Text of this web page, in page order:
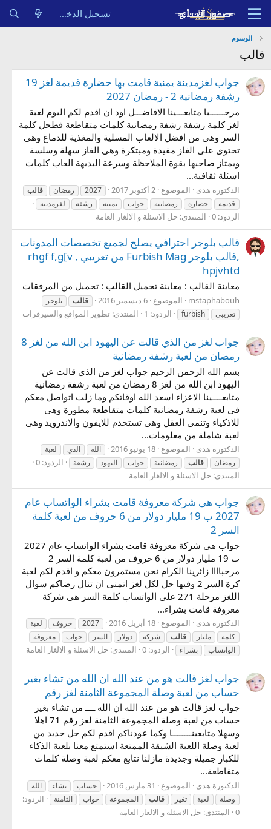
تسجيل الدخول
الوسوم
قالب
جواب لغزمدينة يمنية قامت بها حضارة قديمة لغز 19
رشفة رمضانية 2 - رمضان 2027
مرحــــــبا متابعـــينا الافاضـــل اود ان اقدم لكم اليوم لعبة
لغز كلمة رشفة رشفة رمضانية كلمات متقاطعة فطحل كلمة
السر وهى من افضل الالعاب المسلية والمغذية للدماغ وهى
تحتوى على الغاز مقيدة ومبتكرة وهى الغاز سهلة وسلسة
ويمتاز صاحبها بقوة الملاحظة وسرعة البديهة العاب كلمات
اسئلة ثقافية...
الدكتورة هدى الموضوع 2 أكتوبر 2017 2027 رمضان
قالب
قديمة
حضارة رمضانية جواب يمنية رشفة لغزمدينة
الردود: 0 المنتدى: حل الاسئلة و الالغاز العامة
قالب بلوجر احترافي يصلح لجميع تخصصات المدونات
,قالب بلوجر Furbish Mag من تعريبي , rhgf f,g[v
hpjvhtd
معاينة القالب : معاينة تحميل القالب : تحميل من المرفقات
mstaphabouh الموضوع 6 ديسمبر 2016 قالب
بلوجر
تعريبي
furbish الردود: 1 المنتدى: تطوير المواقع والسيرفرات
جواب لغز من الذي قالت عن اليهود ابن الله من لغز 8
رمضان من لعبة رشفة رمضانية
بسم الله الرحمن الرحيم جواب لغز من الذي قالت عن
اليهود ابن الله من لغز 8 رمضان من لعبة رشفة رمضانية
متابعــــينا الاعزاء اسعد الله اوقاتكم وما زلت اتواصل معكم
فى لعبة رشفة رمضانية كلمات متقاطعة مطورة وهى
للاذكياء وتنمى العقل وهى تستخدم للايفون والاندرويد وهى
لعبة شاملة من معلومات...
الدكتورة هدى الموضوع 18 يونيو 2016 الله الذي
لعبة
رمضان
قالب رمضانية جواب اليهود رشفة
الردود: 0
المنتدى: حل الاسئلة و الالغاز العامة
جواب هى شركة معروفة قامت بشراء الواتساب عام
2027 ب 19 مليار دولار من 6 حروف من لعبة كلمة
السر 2
جواب هى شركة معروفة قامت بشراء الواتساب عام 2027
ب 19 مليار دولار من 6 حروف من لعبة كلمة السر 2
مرحباااا زائرينا الكرام نحن مستمرون معكم و اقدم لكم لعبة
كرة السر 2 وفيها حل لكل لغز اتمنى ان تنال رضاكم سؤال
اللغز مرحلة 271 على الواتساب كلمة السر هى شركة
معروفة قامت بشراء...
الدكتورة هدى الموضوع 18 أبريل 2016 2027 حروف
لعبة
كلمة
مليار قالب شركة دولار السر جواب
معروفة
الواتساب
بشراء الردود: 0 المنتدى: حل الاسئلة و الالغاز العامة
جواب لغز قالت هو من عند الله ان الله من تشاء بغير
حساب من لعبة وصلة المجموعة الثامنة لغز رقم
جواب لغز قالت هو من عند الله ان الله ــــ من تشاء بغير
حساب من لعبة وصلة المجموعة الثامنة لغز رقم 71 اهلا
وسهلا متابعينــــــــا وكما عودناكم اقدم لكم حل جديد من
لعبة وصلة اللعبة الشيقة الممتعة استمتع معنا بلعبة الذكاء
للكبار جميلة وجديدة مازلنا نتابع معكم لعبة وصلة كلمات
متقاطعة...
الدكتورة هدى الموضوع 31 مارس 2016 حساب تشاء
الله
وصلة
لعبة تغير قالب المجموعة جواب الثامنة
الردود:
0 المنتدى: حل الاسئلة و الالغاز العامة